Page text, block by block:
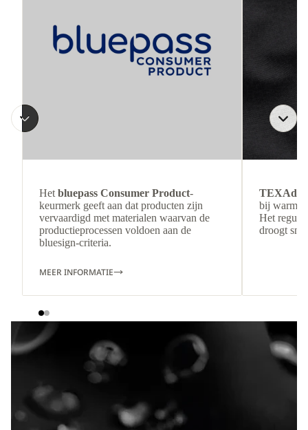
Het bluepass Consumer Product-
keurmerk geeft aan dat producten zijn
vervaardigd met materialen waarvan de
productieprocessen voldoen aan de
bluesign-criteria.
MEER INFORMATIE
TEXAdri
bij warmer
Het
droogt